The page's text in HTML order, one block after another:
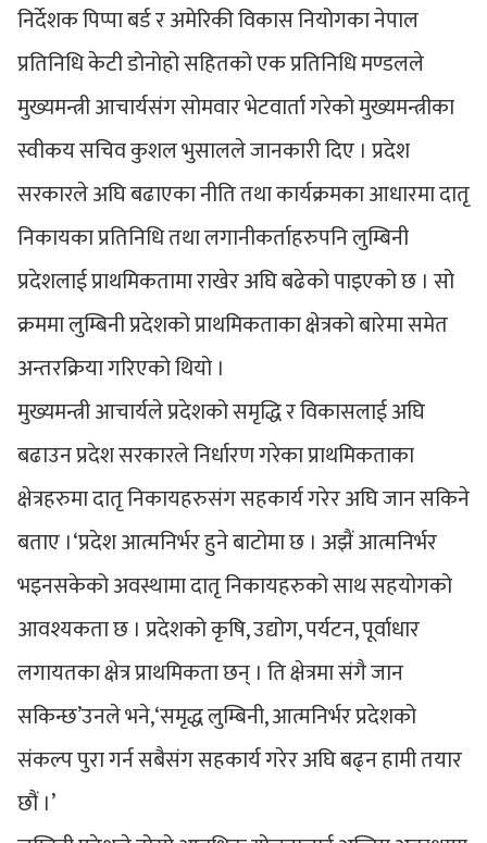
निर्देशक पिप्पा बर्ड र अमेरिकी विकास नियोगका नेपाल
प्रतिनिधि केटी डोनोहो सहितको एक प्रतिनिधि मण्डलले
मुख्यमन्त्री आचार्यसंग सोमवार भेटवार्ता गरेको मुख्यमन्त्रीका
स्वीकय सचिव कुशल भुसालले जानकारी दिए । प्रदेश
सरकारले अघि बढाएका नीति तथा कार्यक्रमका आधारमा दातृ
निकायका प्रतिनिधि तथा लगानीकर्ताहरुपनि लुम्बिनी
प्रदेशलाई प्राथमिकतामा राखेर अघि बढेको पाइएको छ । सो
क्रममा लुम्बिनी प्रदेशको प्राथमिकताका क्षेत्रको बारेमा समेत
अन्तरक्रिया गरिएको थियो ।
मुख्यमन्त्री आचार्यले प्रदेशको समृद्धि र विकासलाई अघि
बढाउन प्रदेश सरकारले निर्धारण गरेका प्राथमिकताका
क्षेत्रहरुमा दातृ निकायहरुसंग सहकार्य गरेर अघि जान सकिने
बताए ।‘प्रदेश आत्मनिर्भर हुने बाटोमा छ । अझैं आत्मनिर्भर
भइनसकेको अवस्थामा दातृ निकायहरुको साथ सहयोगको
आवश्यकता छ । प्रदेशको कृषि, उद्योग, पर्यटन, पूर्वाधार
लगायतका क्षेत्र प्राथमिकता छन् । ति क्षेत्रमा संगै जान
सकिन्छ’उनले भने,‘समृद्ध लुम्बिनी, आत्मनिर्भर प्रदेशको
संकल्प पुरा गर्न सबैसंग सहकार्य गरेर अघि बढ्न हामी तयार
छौं ।’